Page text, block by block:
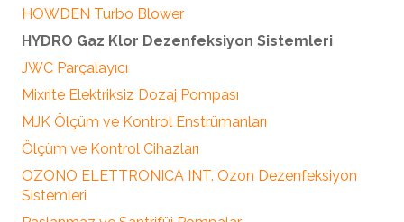
HOWDEN Turbo Blower
HYDRO Gaz Klor Dezenfeksiyon Sistemleri
JWC Parçalayıcı
Mixrite Elektriksiz Dozaj Pompası
MJK Ölçüm ve Kontrol Enstrümanları
Ölçüm ve Kontrol Cihazları
OZONO ELETTRONICA INT. Ozon Dezenfeksiyon
Sistemleri